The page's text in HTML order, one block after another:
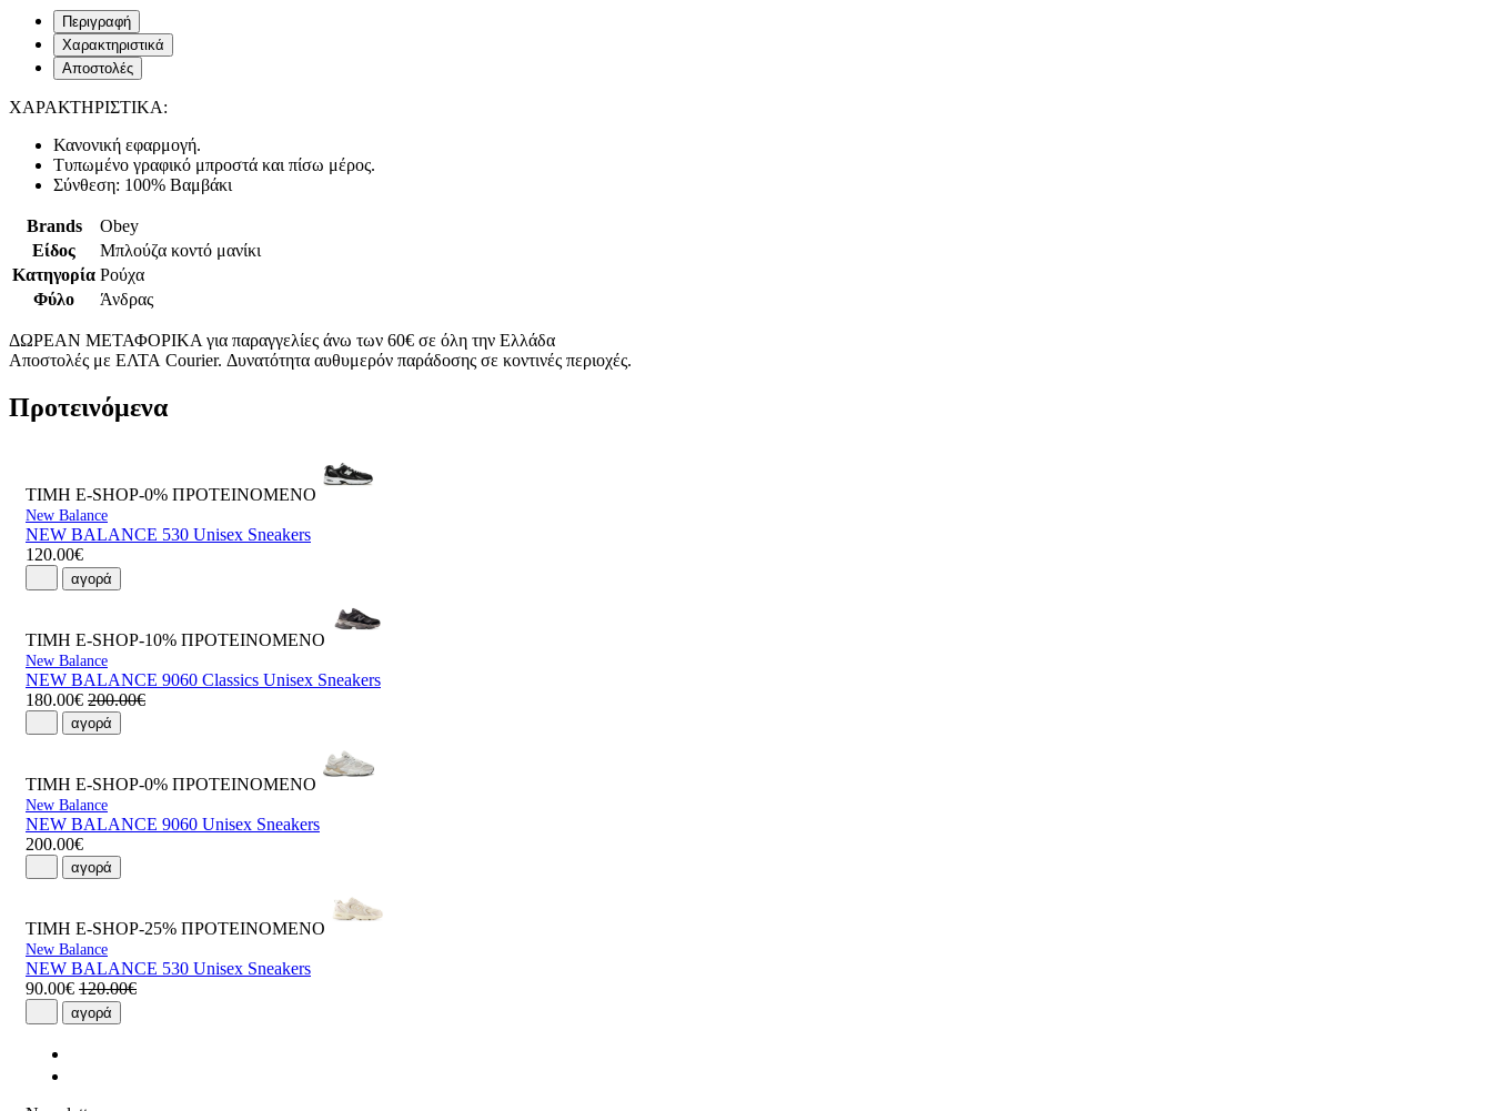
Περιγραφή
Χαρακτηριστικά
Αποστολές
ΧΑΡΑΚΤΗΡΙΣΤΙΚΑ:
Κανονική εφαρμογή.
Τυπωμένο γραφικό μπροστά και πίσω μέρος.
Σύνθεση: 100% Βαμβάκι
Brands
Obey
Είδος
Μπλούζα κοντό μανίκι
Κατηγορία Ρούχα
Φύλο
Άνδρας
ΔΩΡΕΑΝ ΜΕΤΑΦΟΡΙΚΑ για παραγγελίες άνω των 60€ σε όλη την Ελλάδα
Αποστολές με ΕΛΤΑ Courier. Δυνατότητα αυθυμερόν παράδοσης σε κοντινές περιοχές.
Προτεινόμενα
ΤΙΜΗ E-SHOP-0% ΠΡΟΤΕΙΝΟΜΕΝΟ
New Balance
NEW BALANCE 530 Unisex Sneakers
120.00€
αγορά
ΤΙΜΗ E-SHOP-10% ΠΡΟΤΕΙΝΟΜΕΝΟ
New Balance
NEW BALANCE 9060 Classics Unisex Sneakers
180.00€ 200.00€
αγορά
ΤΙΜΗ E-SHOP-0% ΠΡΟΤΕΙΝΟΜΕΝΟ
New Balance
NEW BALANCE 9060 Unisex Sneakers
200.00€
αγορά
ΤΙΜΗ E-SHOP-25% ΠΡΟΤΕΙΝΟΜΕΝΟ
New Balance
NEW BALANCE 530 Unisex Sneakers
90.00€ 120.00€
αγορά